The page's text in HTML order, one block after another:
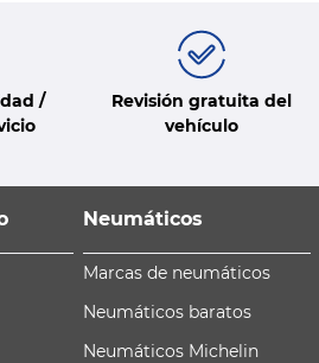
/
Revisión gratuita del
vehículo
Neumáticos
Marcas de neumáticos
Neumáticos baratos
Neumáticos Michelin